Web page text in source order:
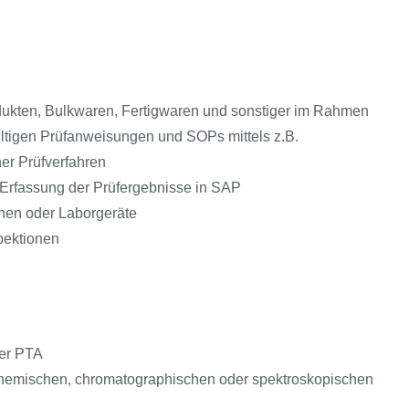
Bulkwaren, Fertigwaren und sonstiger im Rahmen
Prüfanweisungen und SOPs mittels z.B.
Prüfverfahren
der Prüfergebnisse in SAP
oder Laborgeräte
PTA
chromatographischen oder spektroskopischen